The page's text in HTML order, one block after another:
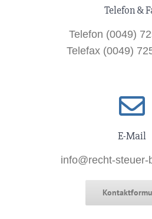
Telefon &
Telefon (0049)
Telefax (0049)
E-Mail
info@recht-steuer-